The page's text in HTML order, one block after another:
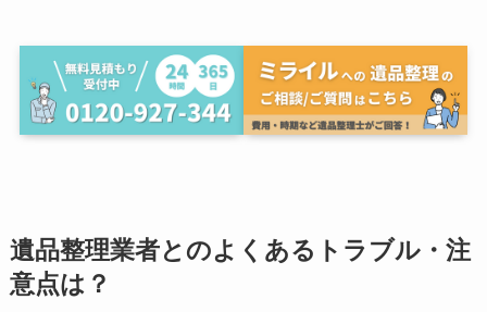
遺品整理業者とのよくあるトラブル・注
意点は？